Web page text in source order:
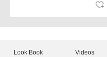
Look Book Videos